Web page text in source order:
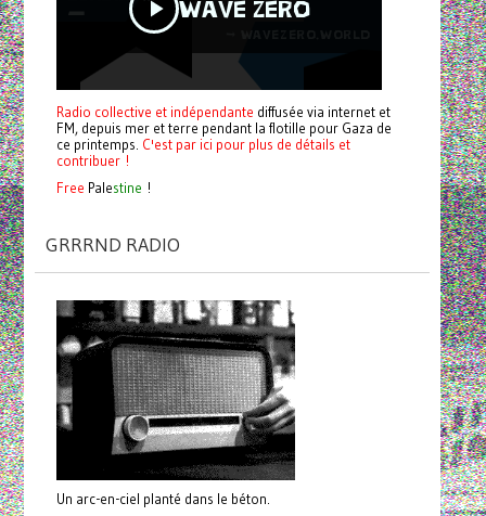
Radio collective et indépendante diffusée via internet et
FM, depuis mer et terre pendant la flotille pour Gaza de
ce printemps. C'est par ici pour plus de détails et
contribuer !
Free Palestine !
GRRRND RADIO
Un arc-en-ciel planté dans le béton.